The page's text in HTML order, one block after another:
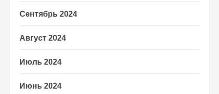
Сентябрь 2024
Август 2024
Июль 2024
Июнь 2024